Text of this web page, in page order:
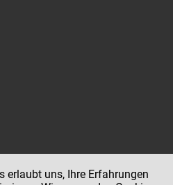
erlaubt uns, Ihre Erfahrungen